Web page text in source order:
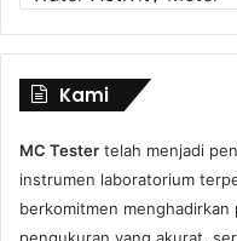
Produk
Kami
MC Tester telah menjadi
instrumen laboratorium
berkomitmen
pengukuran yang akurat,